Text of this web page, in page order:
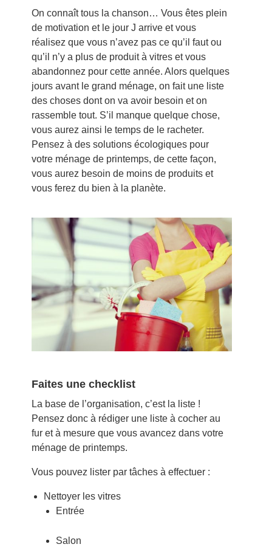
On connaît tous la chanson… Vous êtes plein
de motivation et le jour J arrive et vous
réalisez que vous n’avez pas ce qu’il faut ou
qu’il n’y a plus de produit à vitres et vous
abandonnez pour cette année. Alors quelques
jours avant le grand ménage, on fait une liste
des choses dont on va avoir besoin et on
rassemble tout. S’il manque quelque chose,
vous aurez ainsi le temps de le racheter.
Pensez à des solutions écologiques pour
votre ménage de printemps, de cette façon,
vous aurez besoin de moins de produits et
vous ferez du bien à la planète.
Faites une checklist
La base de l’organisation, c’est la liste !
Pensez donc à rédiger une liste à cocher au
fur et à mesure que vous avancez dans votre
ménage de printemps.
Vous pouvez lister par tâches à effectuer :
Nettoyer les vitres
Entrée
Salon